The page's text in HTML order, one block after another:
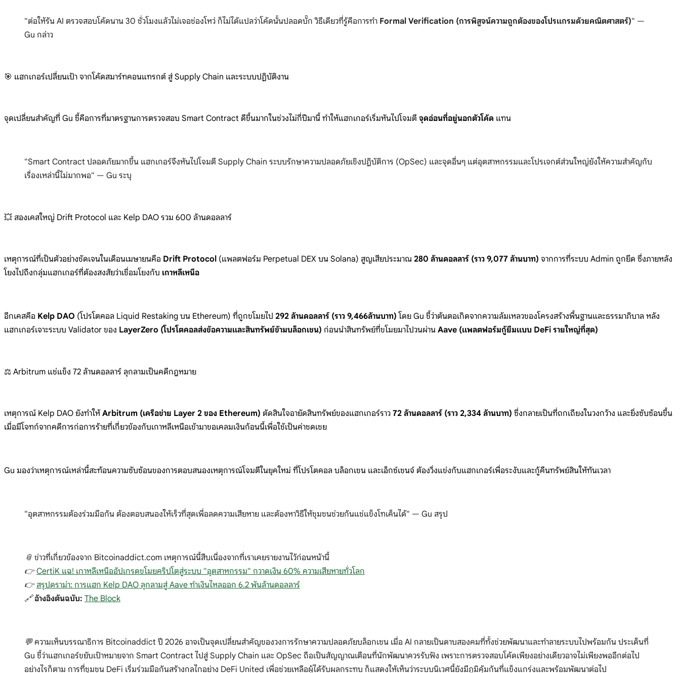
"ต่อให้รัน AI ตรวจสอบโค้ดนาน 30 ชั่วโมงแล้วไม่เจอช่องโหว่ ก็ไม่ได้แปลว่าโค้ดนั้นปลอดบั๊ก วิธีเดียวที่รู้คือการทำ Formal Verification (การพิสูจน์ความถูกต้องของโปรแกรมด้วยคณิตศาสตร์)" —
Gu กล่าว
🎯 แฮกเกอร์เปลี่ยนเป้า จากโค้ดสมาร์ทคอนแทรกต์ สู่ Supply Chain และระบบปฏิบัติงาน
จุดเปลี่ยนสำคัญที่ Gu ชี้คือการที่มาตรฐานการตรวจสอบ Smart Contract ดีขึ้นมากในช่วงไม่กี่ปีมานี้ ทำให้แฮกเกอร์เริ่มหันไปโจมตี จุดอ่อนที่อยู่นอกตัวโค้ด แทน
"Smart Contract ปลอดภัยมากขึ้น แฮกเกอร์จึงหันไปโจมตี Supply Chain ระบบรักษาความปลอดภัยเชิงปฏิบัติการ (OpSec) และจุดอื่นๆ แต่อุตสาหกรรมและโปรเจกต์ส่วนใหญ่ยังให้ความสำคัญกับ
เรื่องเหล่านี้ไม่มากพอ" — Gu ระบุ
💥 สองเคสใหญ่ Drift Protocol และ Kelp DAO รวม 600 ล้านดอลลาร์
เหตุการณ์ที่เป็นตัวอย่างชัดเจนในเดือนเมษายนคือ Drift Protocol (แพลตฟอร์ม Perpetual DEX บน Solana) สูญเสียประมาณ 280 ล้านดอลลาร์ (ราว 9,077 ล้านบาท) จากการที่ระบบ Admin ถูกยึด ซึ่งภายหลัง
โยงไปถึงกลุ่มแฮกเกอร์ที่ต้องสงสัยว่าเชื่อมโยงกับ เกาหลีเหนือ
อีกเคสคือ Kelp DAO (โปรโตคอล Liquid Restaking บน Ethereum) ที่ถูกขโมยไป 292 ล้านดอลลาร์ (ราว 9,466ล้านบาท) โดย Gu ชี้ว่าต้นตอเกิดจากความล้มเหลวของโครงสร้างพื้นฐานและธรรมาภิบาล หลัง
แฮกเกอร์เจาะระบบ Validator ของ LayerZero (โปรโตคอลส่งข้อความและสินทรัพย์ข้ามบล็อกเชน) ก่อนนำสินทรัพย์ที่ขโมยมาไปวนผ่าน Aave (แพลตฟอร์มกู้ยืมแบบ DeFi รายใหญ่ที่สุด)
⚖️ Arbitrum แช่แข็ง 72 ล้านดอลลาร์ ลุกลามเป็นคดีกฎหมาย
เหตุการณ์ Kelp DAO ยังทำให้ Arbitrum (เครือข่าย Layer 2 ของ Ethereum) ตัดสินใจอายัดสินทรัพย์ของแฮกเกอร์ราว 72 ล้านดอลลาร์ (ราว 2,334 ล้านบาท) ซึ่งกลายเป็นที่ถกเถียงในวงกว้าง และยิ่งซับซ้อนขึ้น
เมื่อมีโจทก์จากคดีการก่อการร้ายที่เกี่ยวข้องกับเกาหลีเหนือเข้ามาขอเคลมเงินก้อนนี้เพื่อใช้เป็นค่าชดเชย
Gu มองว่าเหตุการณ์เหล่านี้สะท้อนความซับซ้อนของการตอบสนองเหตุการณ์โจมตีในยุคใหม่ ที่โปรโตคอล บล็อกเชน และเอ็กซ์เชนจ์ ต้องวิ่งแข่งกับแฮกเกอร์เพื่อระงับและกู้คืนทรัพย์สินให้ทันเวลา
"อุตสาหกรรมต้องร่วมมือกัน ต้องตอบสนองให้เร็วที่สุดเพื่อลดความเสียหาย และต้องหาวิธีให้ชุมชนช่วยกันแช่แข็งโทเค็นได้" — Gu สรุป
📎 ข่าวที่เกี่ยวข้องจาก Bitcoinaddict.com เหตุการณ์นี้สืบเนื่องจากที่เราเคยรายงานไว้ก่อนหน้านี้
👉CertiK แฉ! เกาหลีเหนืออัปเกรดขโมยคริปโตสู่ระบบ "อุตสาหกรรม" กวาดเงิน 60% ความเสียหายทั่วโลก
👉 สรุปดราม่า: การแฮก Kelp DAO ลุกลามสู่ Aave ทำเงินไหลออก 6.2 พันล้านดอลลาร์
🔗อ้างอิงต้นฉบับ: The Block
💬 ความเห็นบรรณาธิการ Bitcoinaddict ปี 2026 อาจเป็นจุดเปลี่ยนสำคัญของวงการรักษาความปลอดภัยบล็อกเชน เมื่อ AI กลายเป็นดาบสองคมที่ทั้งช่วยพัฒนาและทำลายระบบไปพร้อมกัน ประเด็นที่
Gu ชี้ว่าแฮกเกอร์ขยับเป้าหมายจาก Smart Contract ไปสู่ Supply Chain และ OpSec ถือเป็นสัญญาณเตือนที่นักพัฒนาควรรับฟัง เพราะการตรวจสอบโค้ดเพียงอย่างเดียวอาจไม่เพียงพออีกต่อไป
อย่างไรก็ตาม การที่ชุมชน DeFi เริ่มร่วมมือกันสร้างกลไกอย่าง DeFi United เพื่อช่วยเหลือผู้ได้รับผลกระทบ ก็แสดงให้เห็นว่าระบบนิเวศนี้ยังมีภูมิคุ้มกันที่แข็งแกร่งและพร้อมพัฒนาต่อไป